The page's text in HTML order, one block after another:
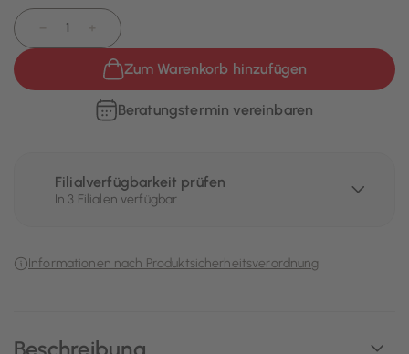
Beschreibung
Zum Warenkorb hinzufügen
Beratungstermin vereinbaren
Filialverfügbarkeit prüfen
In 3 Filialen verfügbar
Informationen nach Produktsicherheitsverordnung